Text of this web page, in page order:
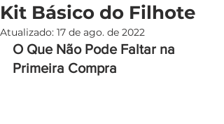
Kit Básico do Filhote
Atualizado: 17 de ago. de 2022
O Que Não Pode Faltar na
Primeira Compra